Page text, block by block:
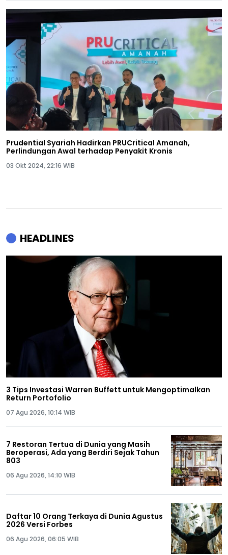
Prudential Syariah Hadirkan PRUCritical Amanah,
Perlindungan Awal terhadap Penyakit Kronis
03 Okt 2024, 22:16 WIB
HEADLINES
3 Tips Investasi Warren Buffett untuk Mengoptimalkan
Return Portofolio
07 Agu 2026, 10:14 WIB
7 Restoran Tertua di Dunia yang Masih
Beroperasi, Ada yang Berdiri Sejak Tahun
803
06 Agu 2026, 14:10 WIB
Daftar 10 Orang Terkaya di Dunia Agustus
2026 Versi Forbes
06 Agu 2026, 06:05 WIB